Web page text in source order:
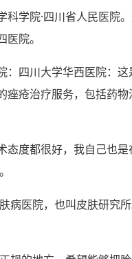
学院·四川省人民医院
院。
四川大学华西医院：这
疮治疗服务，包括药
度都很好，我自己也
病医院，也叫皮肤研究